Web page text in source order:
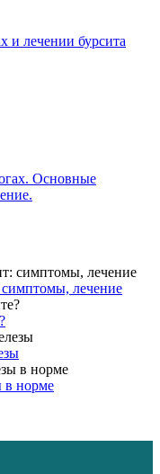
и лечении бурсита
Основные
лечение
в норме